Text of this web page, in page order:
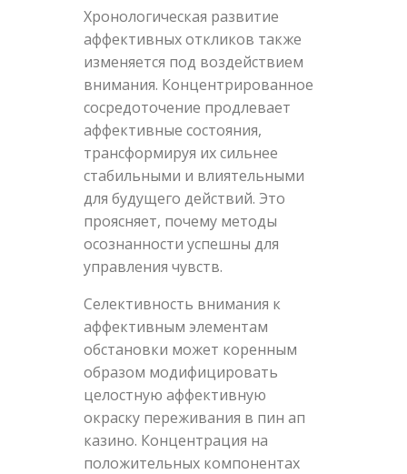
Хронологическая развитие
аффективных откликов также
изменяется под воздействием
внимания. Концентрированное
сосредоточение продлевает
аффективные состояния,
трансформируя их сильнее
стабильными и влиятельными
для будущего действий. Это
проясняет, почему методы
осознанности успешны для
управления чувств.
Селективность внимания к
аффективным элементам
обстановки может коренным
образом модифицировать
целостную аффективную
окраску переживания в пин ап
казино. Концентрация на
положительных компонентах